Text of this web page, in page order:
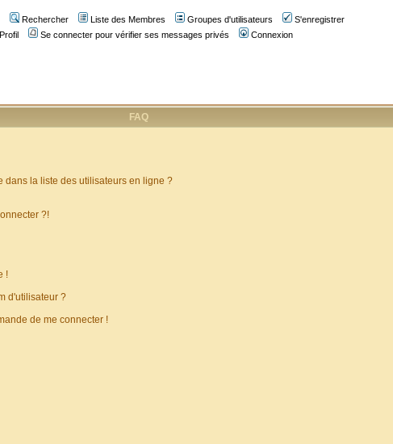
Rechercher Liste des Membres Groupes d'utilisateurs
S'enregistrer
Profil
Se connecter pour vérifier ses messages privés Connexion
FAQ
dans la liste des utilisateurs en ligne ?
?!
!
d'utilisateur ?
de me connecter !